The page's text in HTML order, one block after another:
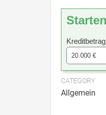
CATEGORY
Allgemein